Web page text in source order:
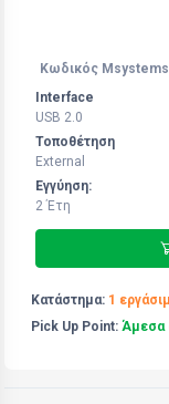
Κωδικός
Interface
USB 2.0
Τοποθέτηση
External
Εγγύηση:
2 Έτη
Κατάστημα: 1
Pick Up Point: Άμεσα